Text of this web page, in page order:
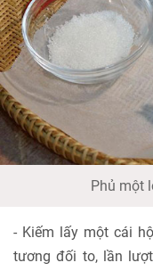
Phủ một
- Kiếm lấy một cái
tương đối to, lần